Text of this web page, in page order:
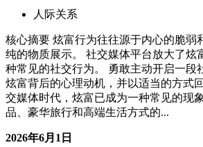
炫富背后，藏着多少不被看见的脆弱
人际关系
核心摘要 炫富行为往往源于内心的脆弱
纯的物质展示。 社交媒体平台放大了炫
种常见的社交行为。 勇敢主动开启一段
炫富背后的心理动机，并以适当的方式
交媒体时代，炫富已成为一种常见的现
品、豪华旅行和高端生活方式的...